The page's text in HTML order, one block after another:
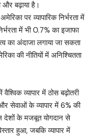
और बढ़ाया है।
पर व्यापारिक निर्भरता में
में भी 0.7% का इजाफा
का अंदाजा लगाया जा सकता
की नीतियों में अनिश्चितता
वैश्विक व्यापार में ठोस बढ़ोतरी
सेवाओं के व्यापार में 6% की
देशों के मजबूत योगदान से
हुआ, जबकि व्यापार में